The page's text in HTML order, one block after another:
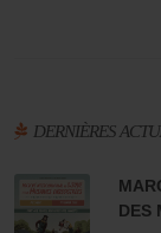
DERNIÈRES
DES